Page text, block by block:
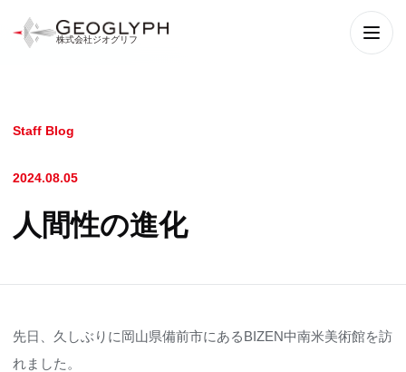
株式会社ジオグリフ
メニ
Staff Blog
2024.08.05
人間性の進化
先日、久しぶりに岡山県備前市にあるBIZEN中南米美術館を訪
れました。